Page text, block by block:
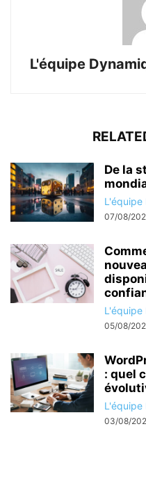
L'équipe
De la
L'équipe
07/08/
L'équipe
05/08/
: quel
L'équipe
03/08/